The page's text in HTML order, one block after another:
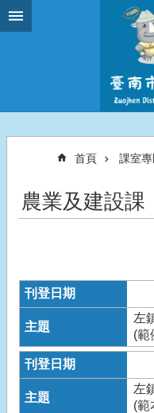
跳到主要內容區塊
首頁 課室
農業及建設課
左
(範
左
(範